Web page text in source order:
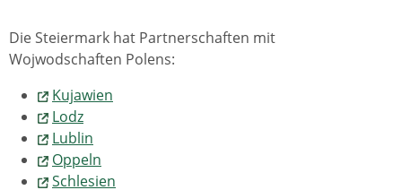
Die Steiermark hat Partnerschaften mit
Wojwodschaften Polens:
Kujawien
Lodz
Lublin
Oppeln
Schlesien